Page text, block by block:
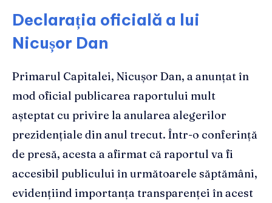
Declarația oficială a lui
Nicușor Dan
Primarul Capitalei, Nicușor Dan, a anunțat în
mod oficial publicarea raportului mult
așteptat cu privire la anularea alegerilor
prezidențiale din anul trecut. Într-o conferință
de presă, acesta a afirmat că raportul va fi
accesibil publicului în următoarele săptămâni,
evidențiind importanța transparenței în acest